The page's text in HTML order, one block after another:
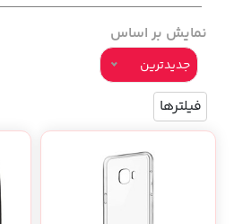
نمایش بر اساس
جدیدترین
فیلترها